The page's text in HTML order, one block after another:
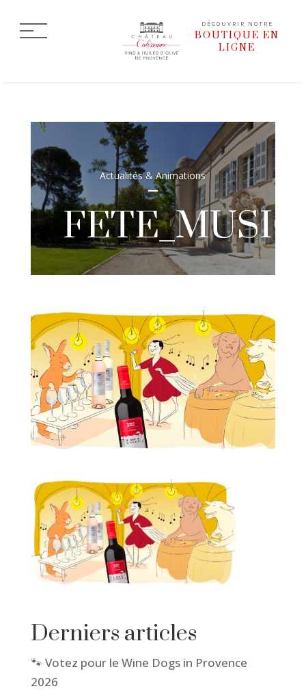
DÉCOUVRIR NOTRE
BOUTIQUE EN
LIGNE
Actualités & Animations
Derniers articles
🐾 Votez pour le Wine Dogs in Provence
2026